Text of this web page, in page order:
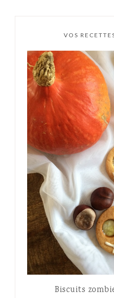
VOS
Biscuits